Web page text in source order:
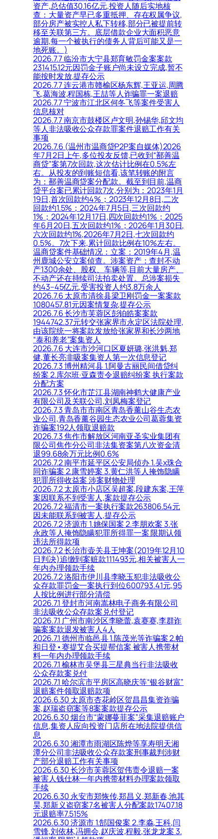
资产,总估值30.16亿元,投资人随后实地核
查：大量资产早已多重抵押、存在权属争议,
部分房产被实控人私下转移,部分已被提前转
移至关联第三方。底层借款企业大面积恶意
逾期,每一个被执行的债务人背后可能又是一
地死账。)
2026.7.7 临汾市大宁县郑育敏罚金案案款
231415.12元因罚金子账户尚未设立完成,暂不
能按时发放,提存公示
2026.7.7 连云港市赣榆区杨东辉,王亚运,周腾
飞,葛海波,程国栋,王喆等人诈骗罪一案退赔
2026.7.7 宁波市江北区何冬飞等案件受害人
信息核对
2026.7.7 南京市鼓楼区卢文明,孙锡华,邱文均
等人非法吸收公众存款罪案件退赔工作有关
事项
2026.7.6 (温州市温商贷P2P案自媒体)2026
年7月2日上午,多位投友反馈,已收到“鄯善温
商贷”案第7次回款,这次估计比例在0.5%左
右。从投友的到账短信看,该笔转账的附言
为：鄯善温商贷案分配款。截至到目前,温商
贷平台案已累计回款7次,分别为：2023年1月
19日,首次回款约4%；2023年12月8日,二次
回款约1.5%；2024年7月5日,三次回款约
1%；2024年12月17日,四次回款约1%；2025
年6月20日,五次回款约1%；2026年1月30日,
六次回款约1%,2026年7月2日,七次回款约
0.5%。7次下来,累计回款比例在10%左右。
温商贷案件基础情况：立案：2019年4月,温
州鹿城公安立案侦查。涉案资产：查封不动
产1300余处、股权、车辆等,目前大量房产、
不动产还在持续司法拍卖处置。总涉案损失
约43–45亿元,受害投资人约3.8万余人
2026.7.6 太原市清徐县梁卫刚罚金一案案款
1080457.81元因案情复杂,提存公示
2026.7.6 长沙市芙蓉区彭铂皓案案款
1944742.37元转交张家界市永定区法院处理,
由该院统一将案款发放给张家界和长沙两地
“泰和养老”案集资人
2026.7.6 大连市沙河口区夏妍璐,张洪魁,郑
健,董长亮非吸案集资人第一次信息登记
2026.7.3 博州精河县 1.阿曼古丽民间借贷纠
纷案 2.库尔班·亚森责令退赔纠纷案 执行案款
分配方案
2026.7.3 怀化市芷江县湖南神鹤大健康产业
有限公司及关联公司,刘凤梅案登记
2026.7.3 青岛市市南区青岛香薰山谷生态农
业公司,青岛香薰谷园生态农业公司葛蓉集资
诈骗案192人领取退赔款
2026.7.3 焦作市解放区河南亚圣实业集团有
限公司焦作分公司非法集资案第八次资金清
退99.68余万元比例0.6%
2026.7.2 南平市延平区公安局侦办 1.吴x珠合
同诈骗案 2.康雪婷案 3.黄仁洪等人掩饰隐瞒
犯罪所得收益案 涉案财物处理
2026.7.2 太原市小店区吴超案,段建东案,王萍
案因联系不到受害人,案款提存公示
2026.7.2 福清市一案执行案款263806.54元
因未能联系到被害人,提存公示
2026.7.2 济源市 1.姚保国案 2.李朋欢案 3.张
永政等人掩饰隐瞒犯罪所得罪一案 限期认领
违法所得款项
2026.7.2 长治市壶关县王坤案(2019年12月10
日判决)追缴到案赃款111493元,相关被害人一
年内办理领款手续
2026.7.2 洛阳市伊川县李晓玉犯非法吸收公
众存款罪罚金一案执行到位600793.41元,95
人按比例进行部分清偿
2026.7.1 登封市河南嵩林电子商务有限公司
非法吸收公众存款案兑付登记
2026.7.1 广州市南沙区李晓蕾,袁赛赛,李群诈
骗案案款退发被害人4人
2026.7.1 德州市临邑县 1.陈茂光等诈骗案 2.帕
和日登•赛提艾合买提帮信案 被害人携带材
料一年内办理领款手续
2026.7.1 榆林市吴堡县三星典当行非法吸收
公众存款案兑付
2026.7.1 哈尔滨市平房区高晓庆等“银谷财富”
退赔案件领取退赔款项
2026.6.30 太原市杏花岭区贺昌昌集资诈骗
案,赵瑞盗窃案等8案案款提存公示
2026.6.30 烟台市“蒙娜蔓菲案”采集退赔账户
信息,集资人应向投资门店所在地法院提供信
息
2026.6.30 湘潭市雨湖区陈烨等享寿明天湘
潭分公司非法吸收公众存款案刑事裁判涉财
产部分退赔工作有关事项
2026.6.30 长沙市芙蓉区贺伟责令退赔一案
被害人钱仕林一年内携带材料办理案款领取
手续
2026.6.30 永安市郑恢传,郑昌义,郑新春,池其
昊,郑新义盗窃案7名被害人分配案款17407.18
元退赔率7.515%
2026.6.30 济源市 1.郜国俊案 2.李淼,王科,闫
雪锋,刘依林,冯拥会,赵庆波,程毅,张龙龙案 3.